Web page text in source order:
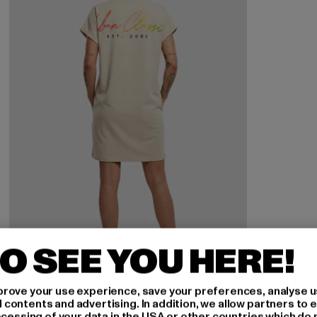
URBAN CLASSICS
Ladies Rainbow Tee
SEE YOU HERE!
your use experience, save your preferences, analyse
and advertising. In addition, we allow partners to